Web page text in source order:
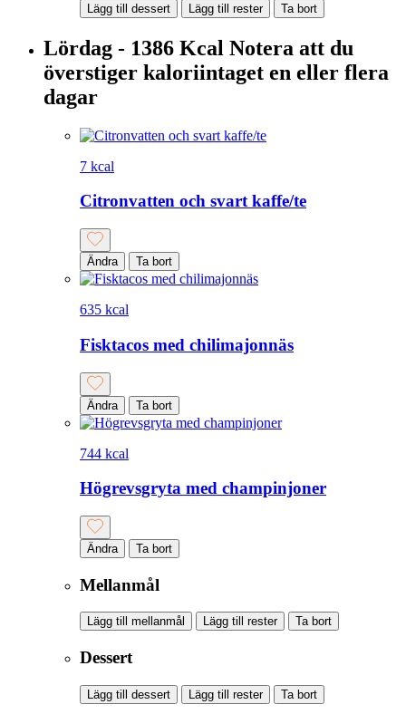
Lägg till dessert Lägg till rester Ta bort
Lördag - 1386 Kcal Notera att du
överstiger kaloriintaget en eller flera
dagar
7 kcal
Citronvatten och svart kaffe/te
Ändra Ta bort
635 kcal
Fisktacos med chilimajonnäs
Ändra Ta bort
744 kcal
Högrevsgryta med champinjoner
Ändra Ta bort
Mellanmål
Lägg till mellanmål Lägg till rester Ta bort
Dessert
Lägg till dessert Lägg till rester Ta bort